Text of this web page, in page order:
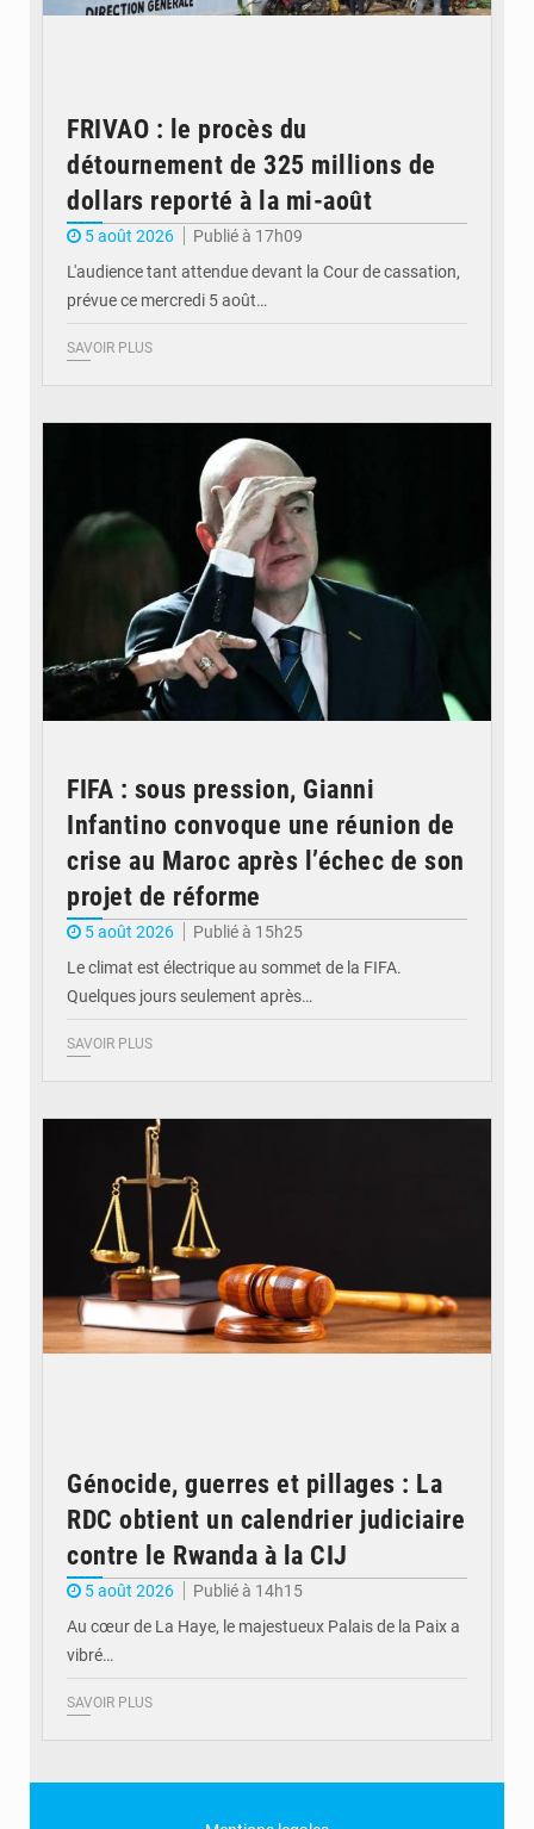
FRIVAO : le procès du
détournement de 325 millions de
dollars reporté à la mi-août
5 août 2026
Publié à 17h09
L'audience tant attendue devant la Cour de cassation,
prévue ce mercredi 5 août…
SAVOIR PLUS
FIFA : sous pression, Gianni
Infantino convoque une réunion de
crise au Maroc après l’échec de son
projet de réforme
5 août 2026
Publié à 15h25
Le climat est électrique au sommet de la FIFA.
Quelques jours seulement après…
SAVOIR PLUS
Génocide, guerres et pillages : La
RDC obtient un calendrier judiciaire
contre le Rwanda à la CIJ
5 août 2026
Publié à 14h15
Au cœur de La Haye, le majestueux Palais de la Paix a
vibré…
SAVOIR PLUS